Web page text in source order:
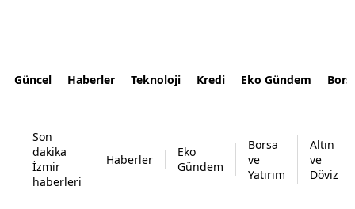
Güncel Haberler Teknoloji Kredi Eko Gündem
Son
dakika
İzmir
haberleri
Haberler
Eko
Gündem
Borsa
ve
Yatırım
Altın
ve
Döviz